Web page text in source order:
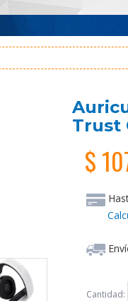
Trust
$
Cantidad: